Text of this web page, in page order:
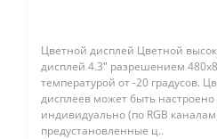
Цветной дисплей Цветной
дисплей 4.3" разрешением
температурой от -20 градусов.
дисплеев может быть настроено
индивидуально (по RGB
предустановленные ц..